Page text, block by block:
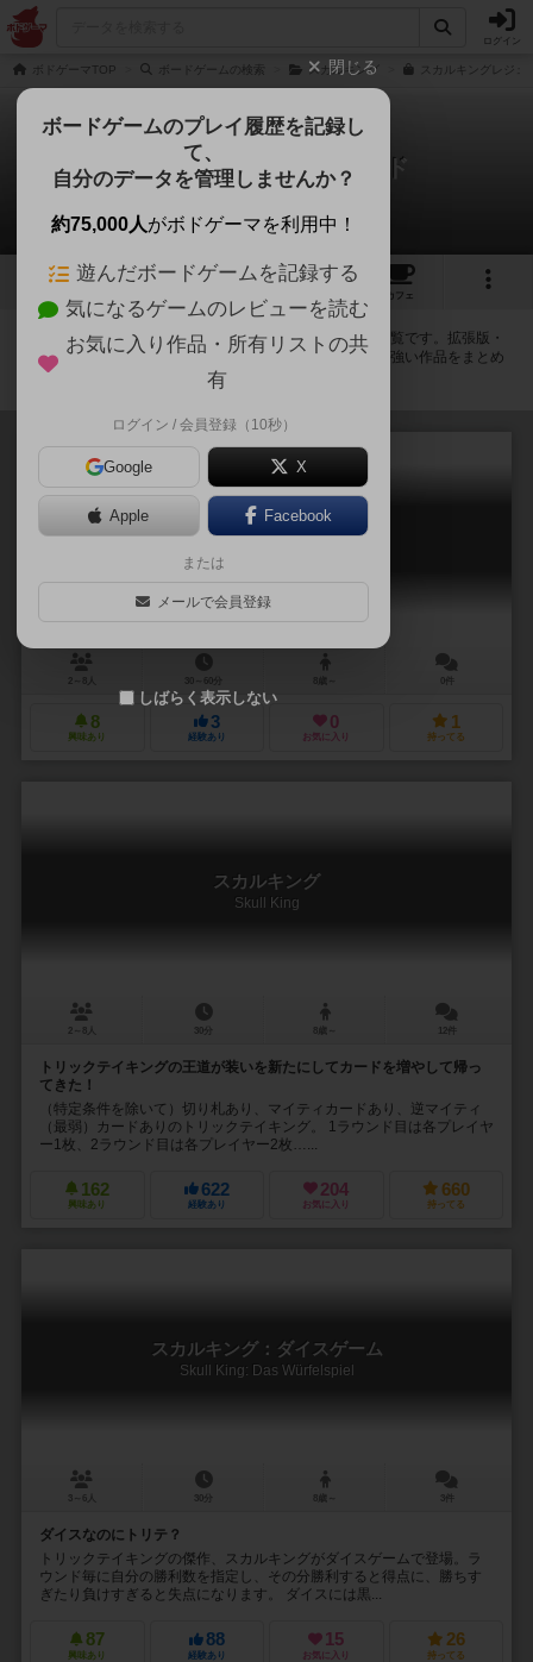
ログイン
ボドゲーマTOP ボードゲームの検索 スカルキング スカルキングレジェ
スカルキング：レジェンド
拡張/関連作品 4件
10 1 11
カフェ
スカルキング：レジェンドに紐付いているボードゲーム一覧です。拡張版・
続編・リメイク版などの同じシリーズを中心に、関連性の強い作品をまとめ
ています。
スカルキング：拡張パック
Skull King: Expansion Pack
2～8人 30～60分 0件
8
興味あり
3
経験あり
0
お気に入り
1
持ってる
スカルキング
Skull King
2～8人 30分 12件
トリックテイキングの王道が装いを新たにしてカードを増やして帰っ
てきた！
（特定条件を除いて）切り札あり、マイティカードあり、逆マイティ
（最弱）カードありのトリックテイキング。 1ラウンド目は各プレイヤ
ー1枚、2ラウンド目は各プレイヤー2枚…...
162
興味あり
622
経験あり
204
お気に入り
660
持ってる
スカルキング：ダイスゲーム
Skull King: Das Würfelspiel
3～6人 30分 3件
ダイスなのにトリテ？
トリックテイキングの傑作、スカルキングがダイスゲームで登場。ラ
ウンド毎に自分の勝利数を指定し、その分勝利すると得点に、勝ちす
ぎたり負けすぎると失点になります。 ダイスには黒...
87
興味あり
88
経験あり
15
お気に入り
26
持ってる
閉じる
ボードゲームのプレイ履歴を記録し
て、
自分のデータを管理しませんか？
約75,000人がボドゲーマを利用中！
遊んだボードゲームを記録する
気になるゲームのレビューを読む
お気に入り作品・所有リストの共
有
ログイン / 会員登録（10秒）
Google X
Apple Facebook
または
メールで会員登録
しばらく表示しない